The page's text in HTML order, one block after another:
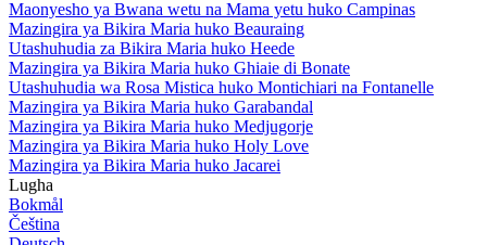
Maonyesho ya Bwana wetu na Mama yetu huko Campinas
Mazingira ya Bikira Maria huko Beauraing
Utashuhudia za Bikira Maria huko Heede
Mazingira ya Bikira Maria huko Ghiaie di Bonate
Utashuhudia wa Rosa Mistica huko Montichiari na Fontanelle
Mazingira ya Bikira Maria huko Garabandal
Mazingira ya Bikira Maria huko Medjugorje
Mazingira ya Bikira Maria huko Holy Love
Mazingira ya Bikira Maria huko Jacarei
Lugha
Bokmål
Čeština